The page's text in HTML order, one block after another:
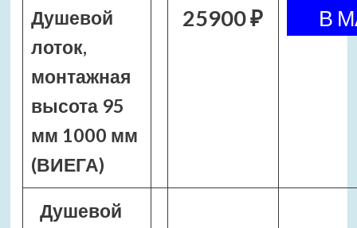
Душевой
лоток,
монтажная
высота 95
мм 1000 мм
(ВИЕГА)
25900 ₽
Душевой